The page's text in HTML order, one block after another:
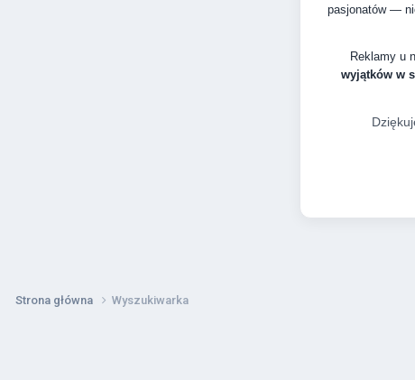
pasjonatów —
Reklamy u
wyjątków w
Strona główna Wyszukiwarka